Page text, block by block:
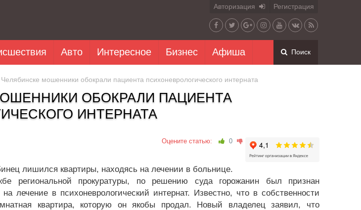
Авторизация Регистрация
Авто Интересное Бизнес Афиша Поиск
мошенники обокрали пациента психоневрологического интерната
ОБОКРАЛИ ПАЦИЕНТА
ИНТЕРНАТА
Оцените статью: 0
лишился квартиры, находясь на лечении в больнице.
региональной прокуратуры, по решению суда горожанин был признан
лечение в психоневрологический интернат. Известно, что в собственности
квартира, которую он якобы продал. Новый владелец заявил, что